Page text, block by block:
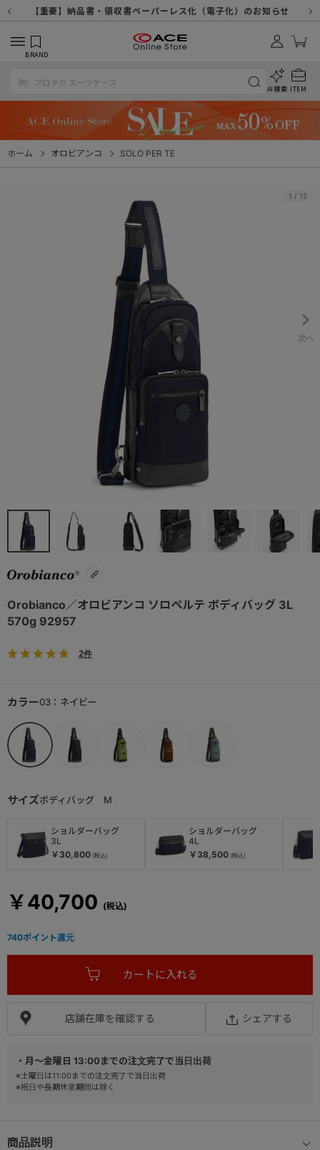
【重要】令和８年熊本地震に伴う配送への影響について
【重要】納品書・領収書ペーパーレス化（電子化）のお知らせ
【重要】天候不良や交通状況・物量増等に伴う配送への影響について
【重要】悪質な詐欺サイトにご注意ください
【重要】各種メールが届かない場合に関しまして
【重要】お問い合わせのご対応に関しまして
【重要】SNSのなりすまし詐欺にご注意ください
BRAND
AI検索 ITEM
ホーム オロビアンコ SOLO PER TE
1 / 12
Orobianco／オロビアンコ ソロペルテ ボディバッグ 3L
570g 92957
2件
・月～金曜日 13:00までの注文完了で当日出荷
※土曜日は11:00までの注文完了で当日出荷
※祝日や長期休業期間は除く
￥40,700
商品説明
サイズボディバッグ M
ショルダーバッグ
3L
￥30,800
ショルダーバッグ
4L
￥38,500
カラー03：ネイビー
店舗在庫を確認する シェアする
740ポイント還元